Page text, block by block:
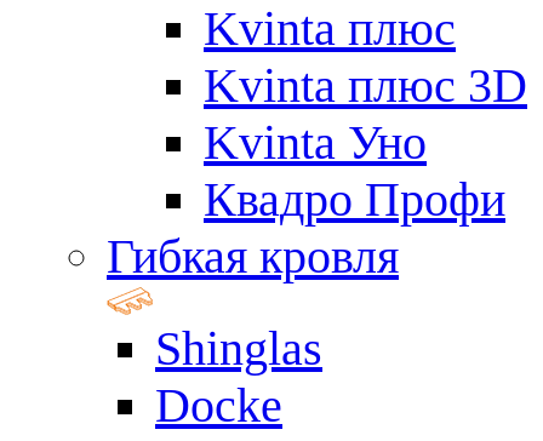
Kvinta плюс
Kvinta плюс 3D
Kvinta Уно
Квадро Профи
Гибкая кровля
Shinglas
Docke